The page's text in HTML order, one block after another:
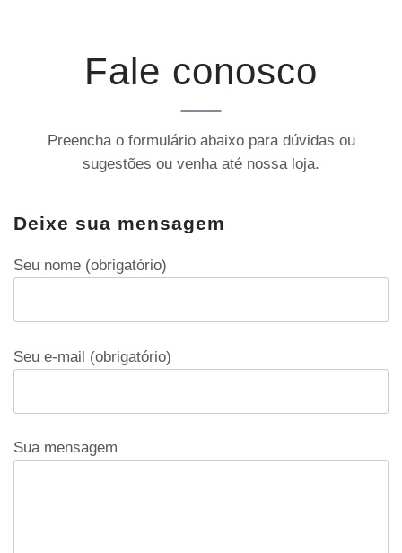
Fale conosco
Preencha o formulário abaixo para dúvidas ou
sugestões ou venha até nossa loja.
Deixe sua mensagem
Seu nome (obrigatório)
Seu e-mail (obrigatório)
Sua mensagem